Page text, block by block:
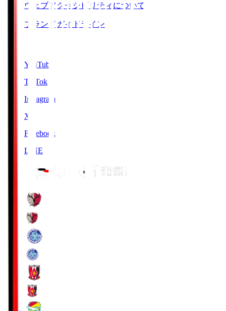
ウェブアクセシビリティについて
ブランドガイドライン
YouTube
TikTok
Instagram
X
Facebook
LINE